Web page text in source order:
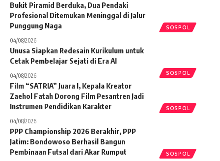
SOSPOL
Bukit Piramid Berduka, Dua Pendaki
Profesional Ditemukan Meninggal di Jalur
Punggung Naga
04/08/2026
SOSPOL
Unusa Siapkan Redesain Kurikulum untuk
Cetak Pembelajar Sejati di Era AI
04/08/2026
SOSPOL
Film “SATRIA” Juara I, Kepala Kreator
Zaehol Fatah Dorong Film Pesantren Jadi
Instrumen Pendidikan Karakter
04/08/2026
SOSPOL
PPP Championship 2026 Berakhir, PPP
Jatim: Bondowoso Berhasil Bangun
Pembinaan Futsal dari Akar Rumput